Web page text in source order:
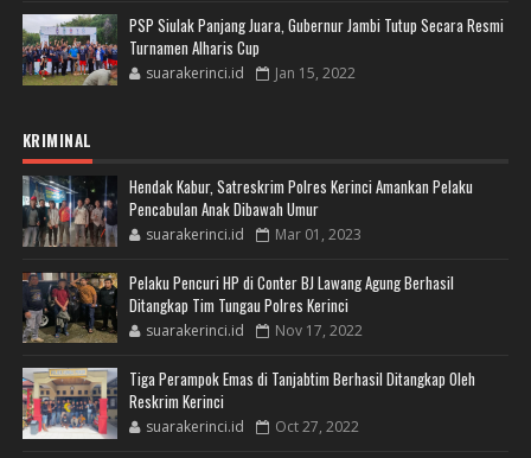
PSP Siulak Panjang Juara, Gubernur Jambi Tutup Secara Resmi
Turnamen Alharis Cup
suarakerinci.id Jan 15, 2022
KRIMINAL
Hendak Kabur, Satreskrim Polres Kerinci Amankan Pelaku
Pencabulan Anak Dibawah Umur
suarakerinci.id Mar 01, 2023
Pelaku Pencuri HP di Conter BJ Lawang Agung Berhasil
Ditangkap Tim Tungau Polres Kerinci
suarakerinci.id Nov 17, 2022
Tiga Perampok Emas di Tanjabtim Berhasil Ditangkap Oleh
Reskrim Kerinci
suarakerinci.id Oct 27, 2022